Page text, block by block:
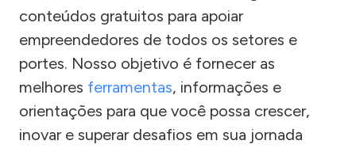
conteúdos gratuitos para apoiar
empreendedores de todos os setores e
portes. Nosso objetivo é fornecer as
melhores ferramentas, informações e
orientações para que você possa crescer,
inovar e superar desafios em sua jornada